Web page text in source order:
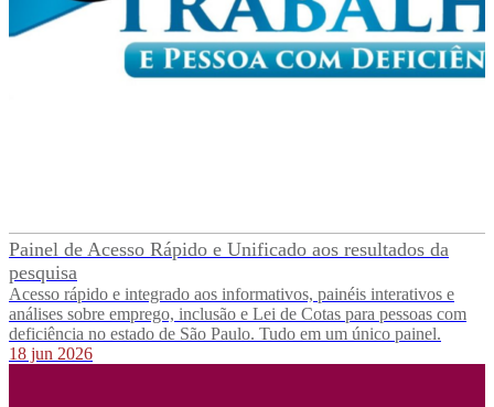
Painel de Acesso Rápido e Unificado aos resultados da
pesquisa
Acesso rápido e integrado aos informativos, painéis interativos e
análises sobre emprego, inclusão e Lei de Cotas para pessoas com
deficiência no estado de São Paulo. Tudo em um único painel.
18 jun 2026